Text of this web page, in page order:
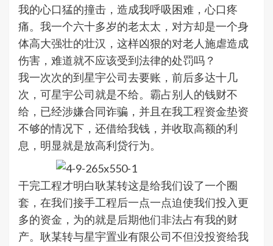
我的心口猛的撞击，造成我呼吸困难，心口疼
痛。我一个六十多岁的老太太，对方却是一个身
体高大强壮的壮汉，这样凶狠的对老人施虐造成
伤害，难道就不应该受到法律的处罚吗？
我一次次的到星宇公司去要账，前后多达十几
次，可星宇公司就是不给。霸占别人的钱财不
给，已经涉嫌合同诈骗，并且在我工程资金垫资
不够的情况下，还借给我钱，并收取高额的利
息，明显就是放高利贷行为。
干完工程才明白耿某转这是给我们设了一个圈
套，在我们接手工程后一点一点迫使我们投入更
多的资金，为的就是后期他们非法占有我的财
产。耿某转与星宇置业有限公司不但没投资给我